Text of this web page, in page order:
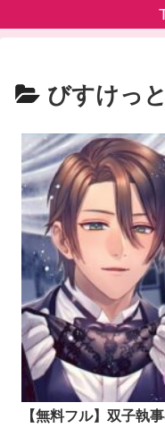
びすけっと
【無料フル】双子執